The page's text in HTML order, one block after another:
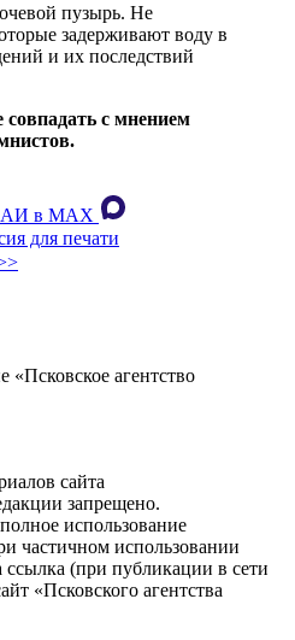
пузырь. Не
задерживают воду в
и их последствий
с мнением
в MAХ
для печати
«Псковское агентство
сайта
запрещено.
использование
частичном использовании
ссылка (при публикации в сети
«Псковского агентства